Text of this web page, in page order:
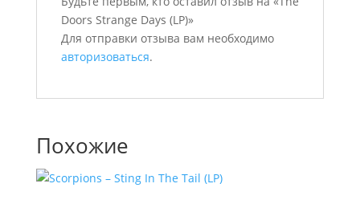
Doors Strange Days (LP)»
Для отправки отзыва вам необходимо
авторизоваться.
Похожие